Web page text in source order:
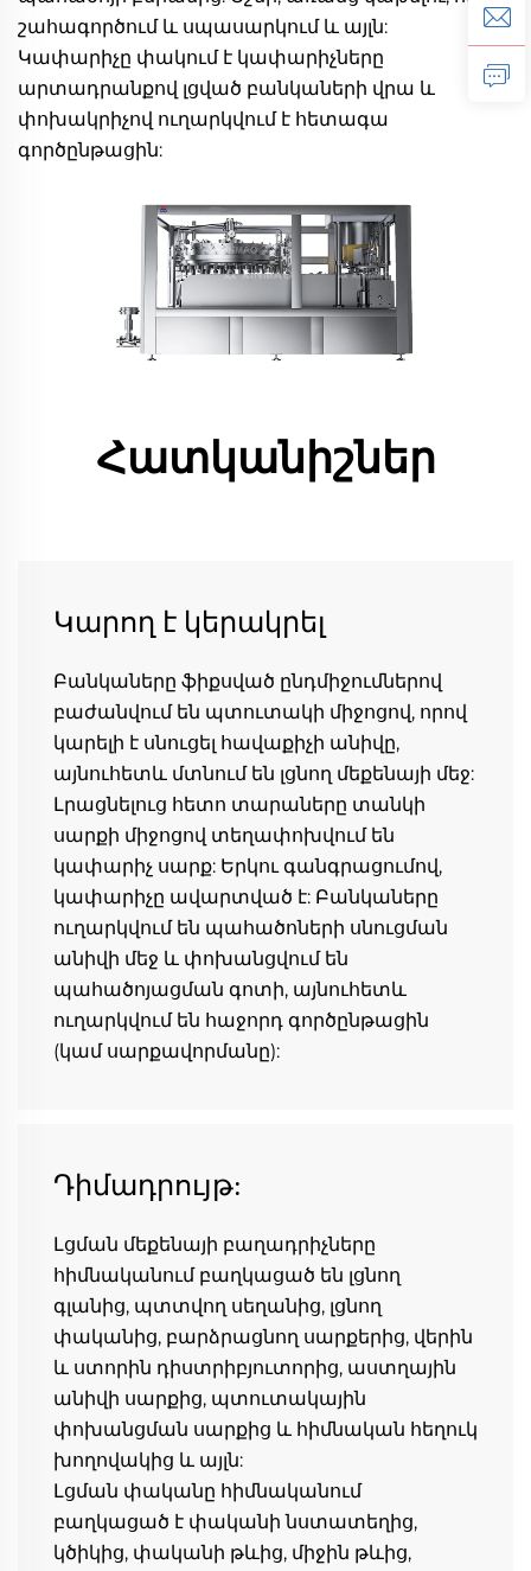
շահագործում և սպասարկում և այլն:
Կափարիչը փակում է կափարիչները
արտադրանքով լցված բանկաների վրա և
փոխակրիչով ուղարկվում է հետագա
գործընթացին:
Հատկանիշներ
Կարող է կերակրել
Բանկաները ֆիքսված ընդմիջումներով
բաժանվում են պտուտակի միջոցով, որով
կարելի է սնուցել հավաքիչի անիվը,
այնուհետև մտնում են լցնող մեքենայի մեջ:
Լրացնելուց հետո տարաները տանկի
սարքի միջոցով տեղափոխվում են
կափարիչ սարք: Երկու գանգրացումով,
կափարիչը ավարտված է: Բանկաները
ուղարկվում են պահածոների սնուցման
անիվի մեջ և փոխանցվում են
պահածոյացման գոտի, այնուհետև
ուղարկվում են հաջորդ գործընթացին
(կամ սարքավորմանը):
Դիմադրույթ:
Լցման մեքենայի բաղադրիչները
հիմնականում բաղկացած են լցնող
գլանից, պտտվող սեղանից, լցնող
փականից, բարձրացնող սարքերից, վերին
և ստորին դիստրիբյուտորից, աստղային
անիվի սարքից, պտուտակային
փոխանցման սարքից և հիմնական հեղուկ
խողովակից և այլն:
Լցման փականը հիմնականում
բաղկացած է փականի նստատեղից,
կծիկից, փականի թևից, միջին թևից,